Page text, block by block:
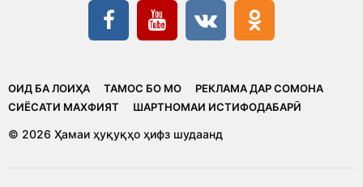
ОИД БА ЛОИҲА ТАМОС БО МО
РЕКЛАМА ДАР СОМОНА
CИЁСАТИ МАХФИЯТ
ШАРТНОМАИ ИСТИФОДАБАРӢ
© 2026 Ҳамаи ҳуқуқҳо ҳифз шудаанд